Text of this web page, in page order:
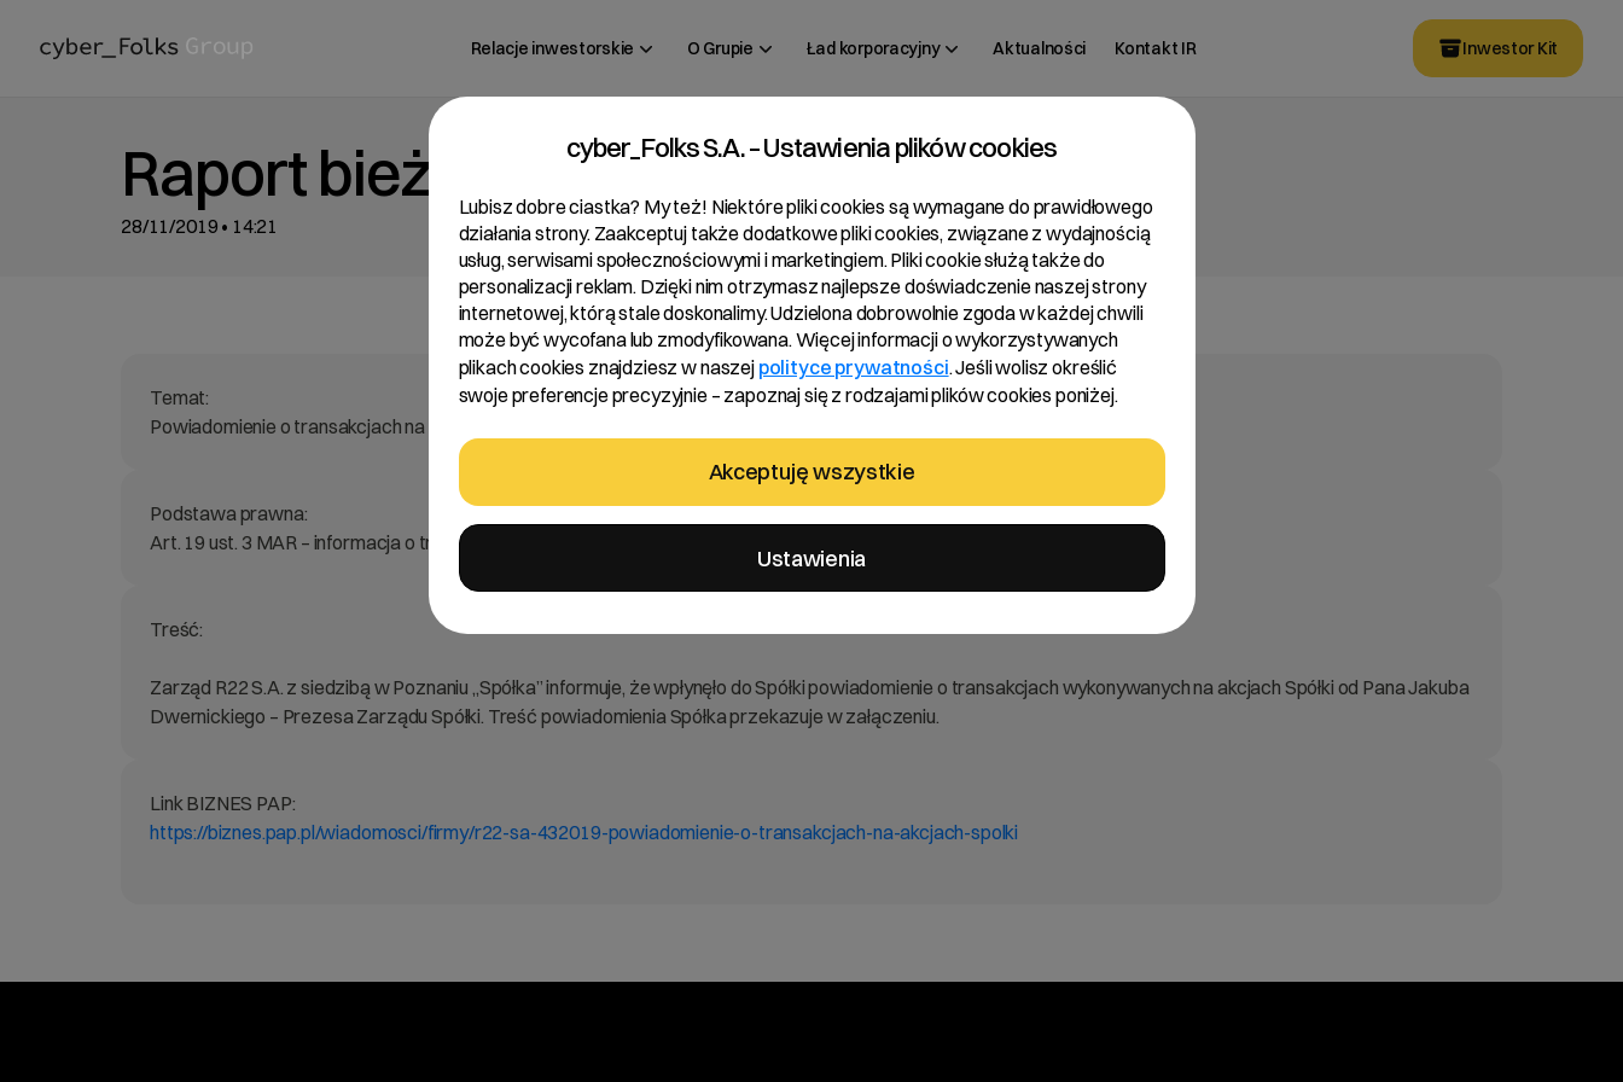
Relacje inwestorskie O Grupie Ład korporacyjny Aktualności Kontakt IR Inwestor Kit
Raport bieżący 43/2019
28/11/2019 • 14:21
Temat:
Powiadomienie o transakcjach na akcjach Spółki
Podstawa prawna:
Art. 19 ust. 3 MAR – informacja o transakcjach wykonywanych przez osoby pełniące obowiązki zarządcze.
Treść:
Zarząd R22 S.A. z siedzibą w Poznaniu „Spółka” informuje, że wpłynęło do Spółki powiadomienie o transakcjach wykonywanych na akcjach Spółki od Pana Jakuba
Dwernickiego – Prezesa Zarządu Spółki. Treść powiadomienia Spółka przekazuje w załączeniu.
Link BIZNES PAP:
https://biznes.pap.pl/wiadomosci/firmy/r22-sa-432019-powiadomienie-o-transakcjach-na-akcjach-spolki
cyber_Folks S.A. – Ustawienia plików cookies
Lubisz dobre ciastka? My też! Niektóre pliki cookies są wymagane do prawidłowego
działania strony. Zaakceptuj także dodatkowe pliki cookies, związane z wydajnością
usług, serwisami społecznościowymi i marketingiem. Pliki cookie służą także do
personalizacji reklam. Dzięki nim otrzymasz najlepsze doświadczenie naszej strony
internetowej, którą stale doskonalimy. Udzielona dobrowolnie zgoda w każdej chwili
może być wycofana lub zmodyfikowana. Więcej informacji o wykorzystywanych
plikach cookies znajdziesz w naszej polityce prywatności. Jeśli wolisz określić
swoje preferencje precyzyjnie – zapoznaj się z rodzajami plików cookies poniżej.
Akceptuję wszystkie
Ustawienia